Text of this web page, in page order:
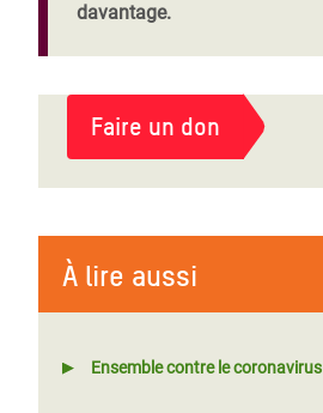
davantage.
Faire un don
À lire aussi
Ensemble contre le coronavirus